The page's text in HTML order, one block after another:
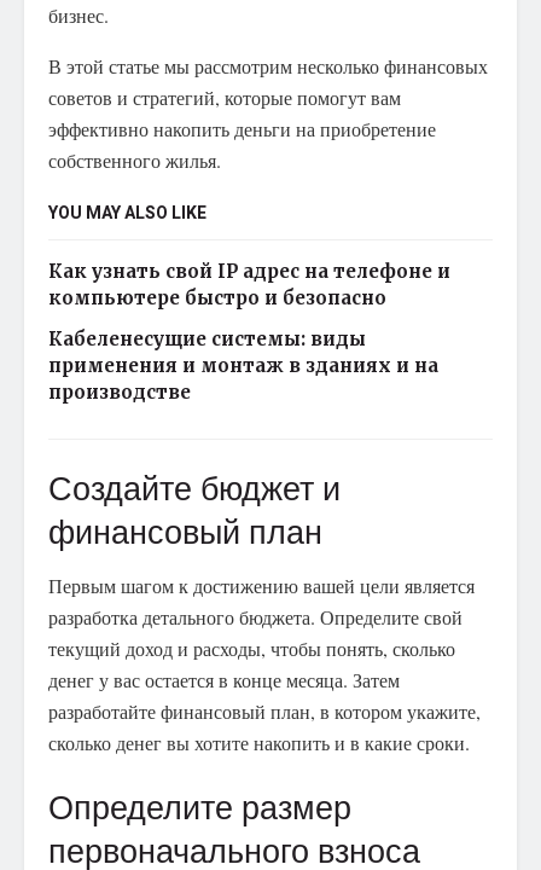
бизнес.
В этой статье мы рассмотрим несколько финансовых
советов и стратегий, которые помогут вам
эффективно накопить деньги на приобретение
собственного жилья.
YOU MAY ALSO LIKE
Как узнать свой IP адрес на телефоне и
компьютере быстро и безопасно
Кабеленесущие системы: виды
применения и монтаж в зданиях и на
производстве
Создайте бюджет и
финансовый план
Первым шагом к достижению вашей цели является
разработка детального бюджета. Определите свой
текущий доход и расходы, чтобы понять, сколько
денег у вас остается в конце месяца. Затем
разработайте финансовый план, в котором укажите,
сколько денег вы хотите накопить и в какие сроки.
Определите размер
первоначального взноса